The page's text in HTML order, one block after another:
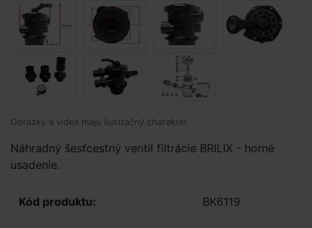
Obrázky a videá majú ilustračný charakter.
Náhradný šesťcestný ventil filtrácie BRILIX - horné
usadenie.
Kód produktu: BK6119